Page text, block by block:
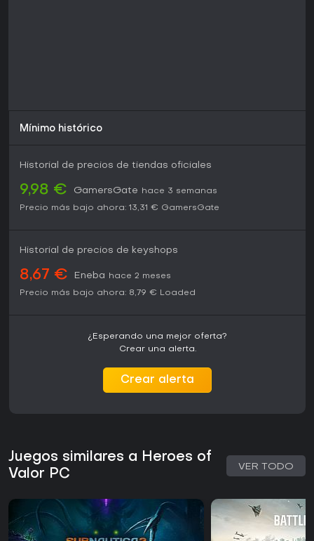
Mínimo histórico
Historial de precios de tiendas oficiales
9,98 € GamersGate
hace 3 semanas
Precio más bajo ahora: 13,31 € GamersGate
Historial de precios de keyshops
8,67 € Eneba
hace 2 meses
Precio más bajo ahora: 8,79 € Loaded
¿Esperando una mejor oferta?
Crear una alerta.
Crear alerta
Juegos similares a Heroes of
Valor PC
VER TODO